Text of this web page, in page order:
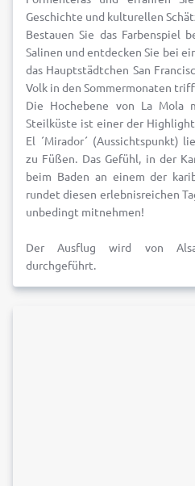
Geschichte und kulturellen
Bestauen Sie das Farbenspiel
Salinen und entdecken Sie bei
das Hauptstädtchen San
Volk in den Sommermonaten
Die Hochebene von La Mola
Steilküste ist einer der
El ´Mirador´ (Aussichtspunkt)
zu Füßen. Das Gefühl, in der
beim Baden an einem der
rundet diesen erlebnisreichen
unbedingt mitnehmen!
Der Ausflug wird von
durchgeführt.